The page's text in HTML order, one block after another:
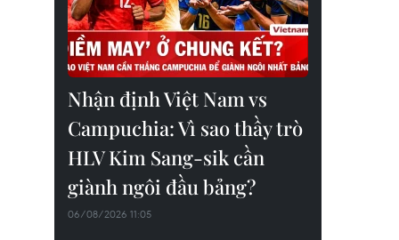
Nhận định Việt Nam vs
Campuchia: Vì sao thầy trò
HLV Kim Sang-sik cần
giành ngôi đầu bảng?
06/08/2026 11:05